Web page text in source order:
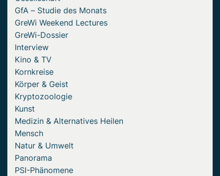
GfA – Studie des Monats
GreWi Weekend Lectures
GreWi-Dossier
Interview
Kino & TV
Kornkreise
Körper & Geist
Kryptozoologie
Kunst
Medizin & Alternatives Heilen
Mensch
Natur & Umwelt
Panorama
PSI-Phänomene